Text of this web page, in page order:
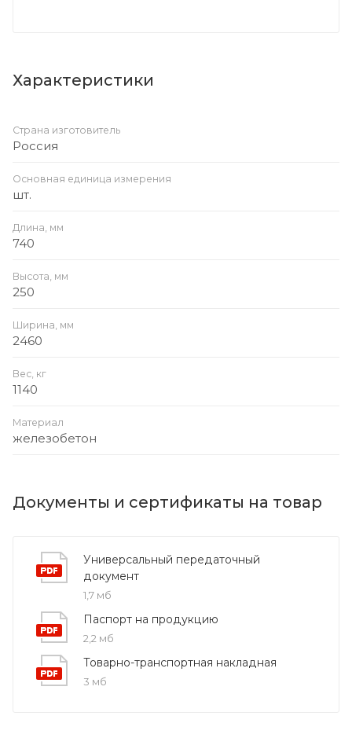
Характеристики
Страна изготовитель
Россия
Основная единица измерения
шт.
Длина, мм
740
Высота, мм
250
Ширина, мм
2460
Вес, кг
1140
Материал
железобетон
Документы и сертификаты на товар
Универсальный передаточный
документ
1,7 мб
Паспорт на продукцию
2,2 мб
Товарно-транспортная накладная
3 мб